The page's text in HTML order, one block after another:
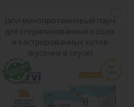
Jarvi монопротеиновый пауч
для стерилизованных кошек
и кастрированных котов
(кусочки в соусе)